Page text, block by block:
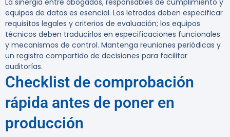
La sinergia entre abogados, responsables de cumplimiento y
equipos de datos es esencial. Los letrados deben especificar
requisitos legales y criterios de evaluación; los equipos
técnicos deben traducirlos en especificaciones funcionales
y mecanismos de control. Mantenga reuniones periódicas y
un registro compartido de decisiones para facilitar
auditorías.
Checklist de comprobación
rápida antes de poner en
producción